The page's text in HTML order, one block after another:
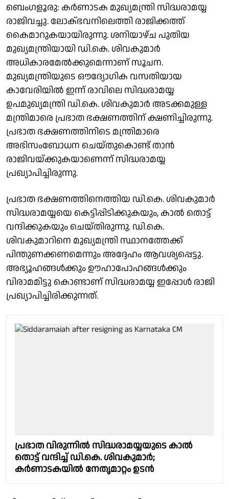
ബെംഗളൂരു: കർണാടക മുഖ്യമന്ത്രി സിദ്ധരാമയ്യ
രാജിവച്ചു. ലോക്ഭവനിലെത്തി രാജിക്കത്ത്
കൈമാറുകയായിരുന്നു. ശനിയാഴ്ച പുതിയ
മുഖ്യമന്ത്രിയായി ഡി.കെ. ശിവകുമാർ
അധികാരമേൽക്കുമെന്നാണ് സൂചന.
മുഖ്യമന്ത്രിയുടെ ഔദ്യോഗിക വസതിയായ
കാവേരിയിൽ ഇന്ന് രാവിലെ സിദ്ധരാമയ്യ
ഉപമുഖ്യമന്ത്രി ഡി.കെ. ശിവകുമാർ അടക്കമുള്ള
മന്ത്രിമാരെ പ്രഭാത ഭക്ഷണത്തിന് ക്ഷണിച്ചിരുന്നു.
പ്രഭാത ഭക്ഷണത്തിനിടെ മന്ത്രിമാരെ
അഭിസംബോധന ചെയ്തുകൊണ്ട് താൻ
രാജിവയ്ക്കുകയാണെന്ന് സിദ്ധരാമയ്യ
പ്രഖ്യാപിച്ചിരുന്നു.
പ്രഭാത ഭക്ഷണത്തിനെത്തിയ ഡി.കെ. ശിവകുമാർ
സിദ്ധരാമയ്യയെ കെട്ടിപ്പിടിക്കുകയും, കാൽ തൊട്ട്
വന്ദിക്കുകയും ചെയ്തിരുന്നു. ഡി.കെ.
ശിവകുമാറിനെ മുഖ്യമന്ത്രി സ്ഥാനത്തേക്ക്
പിന്തുണക്കണമെന്നും അദ്ദേഹം ആവശ്യപ്പെട്ടു.
അഭ്യൂഹങ്ങൾക്കും ഊഹാപോഹങ്ങൾക്കും
വിരാമമിട്ടു കൊണ്ടാണ് സിദ്ധരാമയ്യ ഇപ്പോൾ രാജി
പ്രഖ്യാപിച്ചിരിക്കുന്നത്.
പ്രഭാത വിരുന്നിൽ സിദ്ധരാമയ്യയുടെ കാൽ
തൊട്ട് വന്ദിച്ച് ഡി.കെ. ശിവകുമാർ;
കർണാടകയിൽ നേതൃമാറ്റം ഉടൻ